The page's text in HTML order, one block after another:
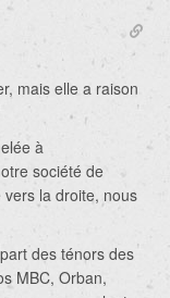
mais elle a raison
à
société de
vers la droite, nous
des ténors des
MBC, Orban,